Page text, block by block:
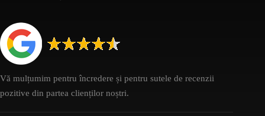
Vă mulțumim pentru încredere și pentru sutele de recenzii
pozitive din partea clienților noștri.